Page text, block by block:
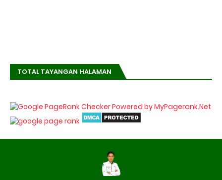
TOTAL TAYANGAN HALAMAN